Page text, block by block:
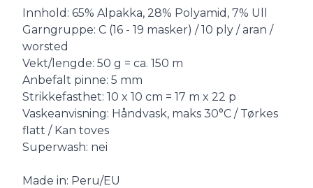
Innhold: 65% Alpakka, 28% Polyamid, 7% Ull
Garngruppe: C (16 - 19 masker) / 10 ply / aran /
worsted
Vekt/lengde: 50 g = ca. 150 m
Anbefalt pinne: 5 mm
Strikkefasthet: 10 x 10 cm = 17 m x 22 p
Vaskeanvisning: Håndvask, maks 30°C / Tørkes
flatt / Kan toves
Superwash: nei
Made in: Peru/EU